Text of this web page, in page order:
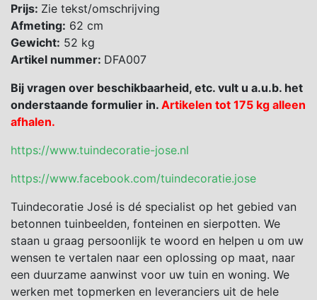
Prijs: Zie tekst/omschrijving
Afmeting: 62 cm
Gewicht: 52 kg
Artikel nummer: DFA007
Bij vragen over beschikbaarheid, etc. vult u a.u.b. het
onderstaande formulier in. Artikelen tot 175 kg alleen
afhalen.
https://www.tuindecoratie-jose.nl
https://www.facebook.com/tuindecoratie.jose
Tuindecoratie José is dé specialist op het gebied van
betonnen tuinbeelden, fonteinen en sierpotten. We
staan u graag persoonlijk te woord en helpen u om uw
wensen te vertalen naar een oplossing op maat, naar
een duurzame aanwinst voor uw tuin en woning. We
werken met topmerken en leveranciers uit de hele